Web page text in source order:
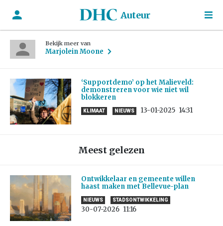
Auteur
Bekijk meer van
Marjolein Moone
‘Supportdemo’ op het Malieveld:
demonstreren voor wie niet wil
blokkeren
KLIMAAT NIEUWS 13-01-2025 14:31
Meest gelezen
Ontwikkelaar en gemeente willen
haast maken met Bellevue-plan
NIEUWS STADSONTWIKKELING
30-07-2026 11:16